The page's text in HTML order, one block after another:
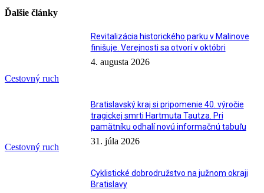
Ďalšie články
Cestovný ruch
Revitalizácia historického parku v Malinove
finišuje. Verejnosti sa otvorí v októbri
4. augusta 2026
Cestovný ruch
Bratislavský kraj si pripomenie 40. výročie
tragickej smrti Hartmuta Tautza. Pri
pamätníku odhalí novú informačnú tabuľu
31. júla 2026
Cyklistické dobrodružstvo na južnom okraji
Bratislavy